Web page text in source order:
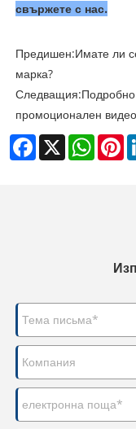
свържете с нас.
Предишен:Имате ли
марка?
Следващия:
промоционален
Facebook
X